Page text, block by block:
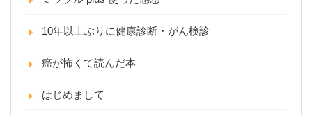
10年以上ぶりに健康診断・がん検診
癌が怖くて読んだ本
はじめまして